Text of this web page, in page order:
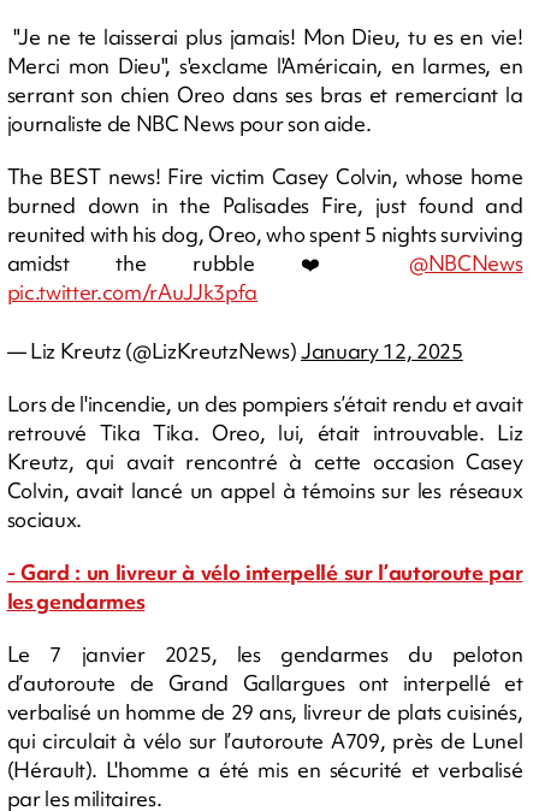
"Je ne te laisserai plus jamais! Mon Dieu, tu es en vie!
Merci mon Dieu", s'exclame l'Américain, en larmes, en
serrant son chien Oreo dans ses bras et remerciant la
journaliste de NBC News pour son aide.
The BEST news! Fire victim Casey Colvin, whose home
burned down in the Palisades Fire, just found and
reunited with his dog, Oreo, who spent 5 nights surviving
amidst the rubble ❤️@NBCNews
pic.twitter.com/rAuJJk3pfa
— Liz Kreutz (@LizKreutzNews)January 12, 2025
Lors de l'incendie, un des pompiers s’était rendu et avait
retrouvé Tika Tika. Oreo, lui, était introuvable. Liz
Kreutz, qui avait rencontré à cette occasion Casey
Colvin, avait lancé un appel à témoins sur les réseaux
sociaux.
- Gard : un livreur à vélo interpellé sur l’autoroute par
les gendarmes
Le 7 janvier 2025, les gendarmes du peloton
d’autoroute de Grand Gallargues ont interpellé et
verbalisé un homme de 29 ans, livreur de plats cuisinés,
qui circulait à vélo sur l’autoroute A709, près de Lunel
(Hérault). L'homme a été mis en sécurité et verbalisé
par les militaires.